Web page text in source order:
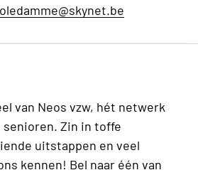
van Neos vzw, hét netwerk
Zin in toffe
uitstappen en veel
kennen! Bel naar één van